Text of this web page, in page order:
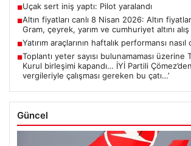
■Uçak sert iniş yaptı: Pilot yaralandı
■Altın fiyatları canlı 8 Nisan 2026: Altın
Gram, çeyrek, yarım ve cumhuriyet altını alış
■Yatırım araçlarının haftalık performansı nasıl
■Toplantı yeter sayısı bulunamaması üzerine
Kurul birleşimi kapandı… İYİ Partili
vergileriyle çalışması gereken bu çatı…’
Güncel